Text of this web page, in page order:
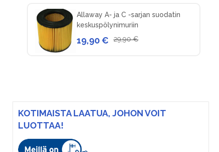
KOTIMAISTA LAATUA, JOHON VOIT
LUOTTAA!
Allaway A- ja C -sarjan suodatin
keskuspölynimuriin
19,90 € 29,90 €